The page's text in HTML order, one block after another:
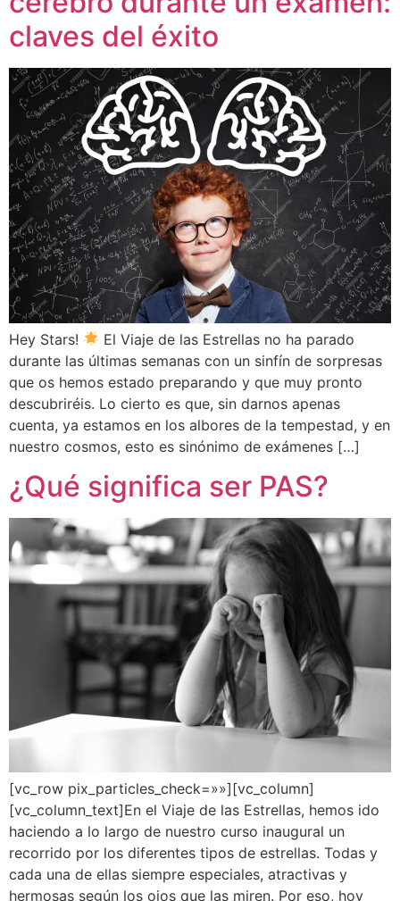
claves del éxito
Hey Stars!
El Viaje de las Estrellas no ha parado
durante las últimas semanas con un sinfín de sorpresas
que os hemos estado preparando y que muy pronto
descubriréis. Lo cierto es que, sin darnos apenas
cuenta, ya estamos en los albores de la tempestad, y en
nuestro cosmos, esto es sinónimo de exámenes […]
¿Qué significa ser PAS?
[vc_row pix_particles_check=»»][vc_column]
[vc_column_text]En el Viaje de las Estrellas, hemos ido
haciendo a lo largo de nuestro curso inaugural un
recorrido por los diferentes tipos de estrellas. Todas y
cada una de ellas siempre especiales, atractivas y
hermosas según los ojos que las miren. Por eso, hoy